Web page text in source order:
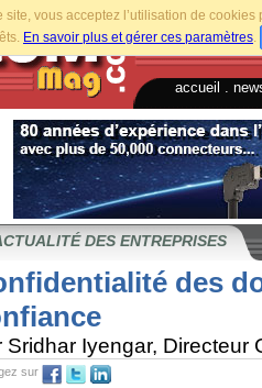
vous acceptez l’utilisation de
En savoir plus et gérer ces paramètres.
accueil
DES ENTREPRISES
des
Sridhar Iyengar, Directeur
sur